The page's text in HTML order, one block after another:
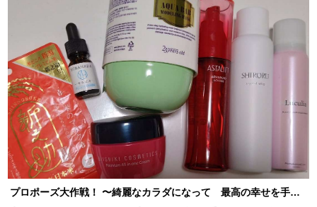
プロポーズ大作戦！ 〜綺麗なカラダになって 最高の幸せを手に入れる！〜 59日目